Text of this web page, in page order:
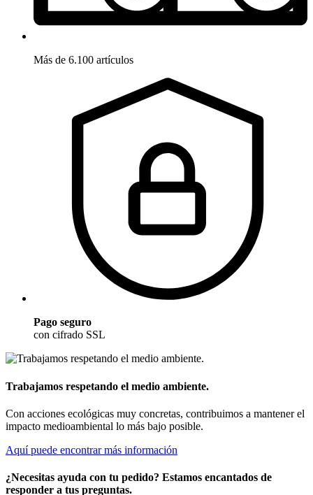
Más de 6.100 artículos
Pago seguro
con cifrado SSL
Trabajamos respetando el medio ambiente.
Con acciones ecológicas muy concretas, contribuimos a mantener el
impacto medioambiental lo más bajo posible.
Aquí puede encontrar más información
¿Necesitas ayuda con tu pedido? Estamos encantados de
responder a tus preguntas.